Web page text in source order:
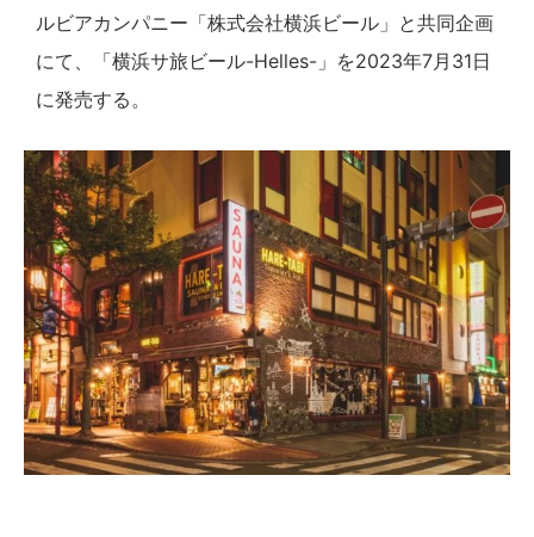
ルビアカンパニー「株式会社横浜ビール」と共同企画
にて、「横浜サ旅ビール-Helles-」を2023年7月31日
に発売する。